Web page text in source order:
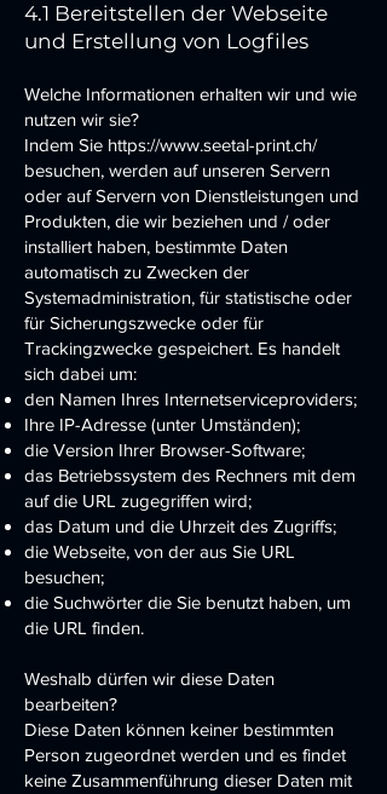
4.1 Bereitstellen der Webseite
und Erstellung von Logfiles
Welche Informationen erhalten wir und wie
nutzen wir sie?
Indem Sie https://www.seetal-print.ch/
besuchen, werden auf unseren Servern
oder auf Servern von Dienstleistungen und
Produkten, die wir beziehen und / oder
installiert haben, bestimmte Daten
automatisch zu Zwecken der
Systemadministration, für statistische oder
für Sicherungszwecke oder für
Trackingzwecke gespeichert. Es handelt
sich dabei um:
den Namen Ihres Internetserviceproviders;
Ihre IP-Adresse (unter Umständen);
die Version Ihrer Browser-Software;
das Betriebssystem des Rechners mit dem
auf die URL zugegriffen wird;
das Datum und die Uhrzeit des Zugriffs;
die Webseite, von der aus Sie URL
besuchen;
die Suchwörter die Sie benutzt haben, um
die URL finden.
Weshalb dürfen wir diese Daten
bearbeiten?
Diese Daten können keiner bestimmten
Person zugeordnet werden und es findet
keine Zusammenführung dieser Daten mit